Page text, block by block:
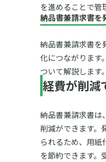
を進めることで管
納品書兼請求書を
納品書兼請求書を
化につながります
ついて解説します。
経費が削減
納品書兼請求書は
削減ができます。
られるため、用紙
を節約できます。